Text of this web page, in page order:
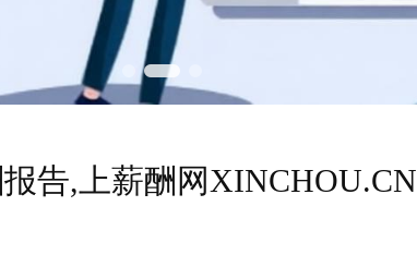
告,上薪酬网XINCHOU.CN